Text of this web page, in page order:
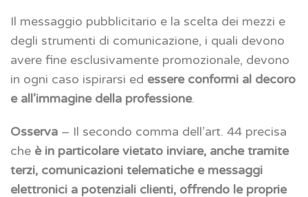
Il messaggio pubblicitario e la scelta dei mezzi e
degli strumenti di comunicazione, i quali devono
avere fine esclusivamente promozionale, devono
in ogni caso ispirarsi ed essere conformi al decoro
e all’immagine della professione.
Osserva – Il secondo comma dell’art. 44 precisa
che è in particolare vietato inviare, anche tramite
terzi, comunicazioni telematiche e messaggi
elettronici a potenziali clienti, offrendo le proprie